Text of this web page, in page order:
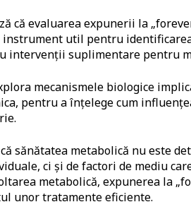
că evaluarea expunerii la
instrument util pentru
intervenții suplimentare pentru
mecanismele biologice
pentru a înțelege cum
sănătatea metabolică nu este
ci și de factori de mediu
metabolică, expunerea la
unor tratamente eficiente.